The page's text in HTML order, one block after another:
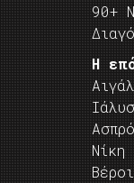
90+
Η
Νίκη